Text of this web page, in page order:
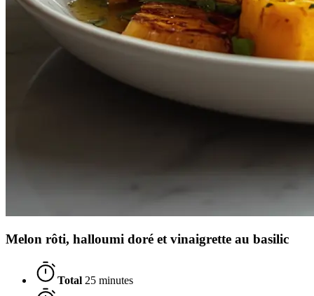
Melon rôti, halloumi doré et vinaigrette au basilic
Total 25 minutes